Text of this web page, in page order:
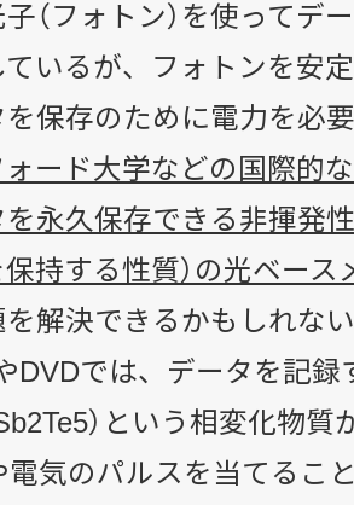
（フォトン）を使ってデ
ているが、フォトンを安
を保存のために電力を必
ォード大学などの国際的
永久保存できる非揮発
持する性質）の光ベース
を解決できるかもしれな
DVDでは、データを記録
）という相変化物
電気のパルスを当てるこ